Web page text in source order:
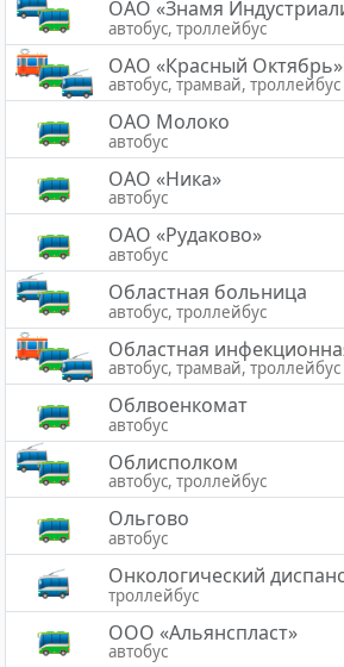
ОАО «Знамя
автобус, троллейбус
ОАО «Красный Октябрь»
автобус, трамвай, троллейбус
ОАО Молоко
автобус
ОАО «Ника»
автобус
ОАО «Рудаково»
автобус
Областная больница
автобус, троллейбус
Областная
автобус, трамвай, троллейбус
Облвоенкомат
автобус
Облисполком
автобус, троллейбус
Ольгово
автобус
Онкологический
троллейбус
ООО «Альянспласт»
автобус